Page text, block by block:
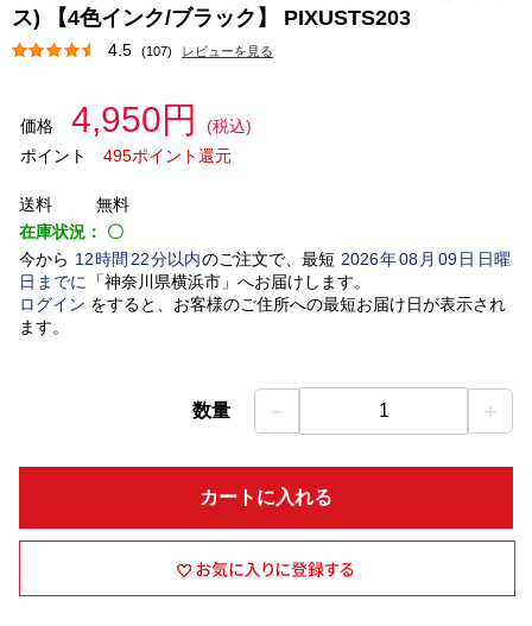
ス) 【4色インク/ブラック】 PIXUSTS203
4.5 (107) レビューを見る
価格 4,950円
(税込)
ポイント
495ポイント還元
送料
無料
在庫状況： 〇
今から 12時間 22分以内のご注文で、最短 2026年08 月 09日日曜
日 までに 「神奈川県横浜市」 へお届けします。
ログイン をすると、お客様のご住所への最短お届け日が表示され
ます。
数量 － 1 ＋
カートに入れる